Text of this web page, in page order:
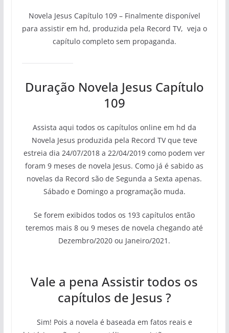
Novela Jesus Capítulo 109 – Finalmente disponível
para assistir em hd, produzida pela Record TV, veja o
capítulo completo sem propaganda.
Duração Novela Jesus Capítulo
109
Assista aqui todos os capítulos online em hd da
Novela Jesus produzida pela Record TV que teve
estreia dia 24/07/2018 a 22/04/2019 como podem ver
foram 9 meses de novela Jesus. Como já é sabido as
novelas da Record são de Segunda a Sexta apenas.
Sábado e Domingo a programação muda.
Se forem exibidos todos os 193 capítulos então
teremos mais 8 ou 9 meses de novela chegando até
Dezembro/2020 ou Janeiro/2021.
Vale a pena Assistir todos os
capítulos de Jesus ?
Sim! Pois a novela é baseada em fatos reais e